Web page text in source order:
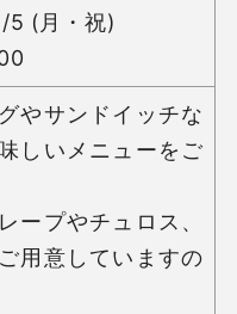
5 (月・祝)
やサンドイッチな
しいメニューをご
ープやチュロス、
用意していますの